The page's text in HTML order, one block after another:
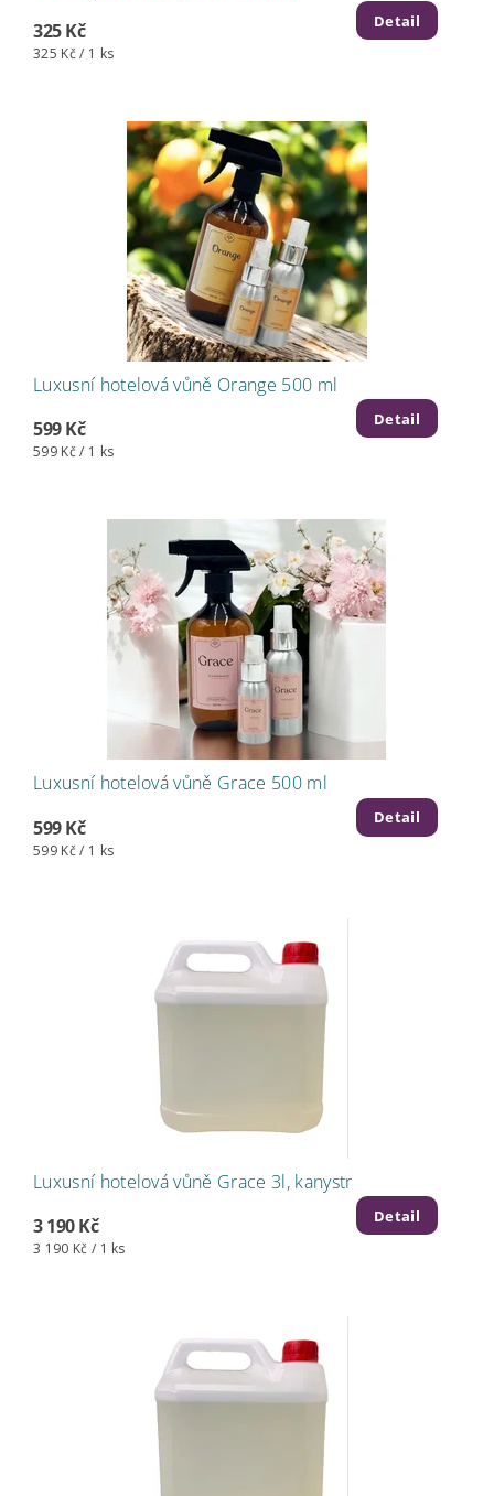
325 Kč
325 Kč / 1 ks
Detail
Luxusní hotelová vůně Orange 500 ml
599 Kč
599 Kč / 1 ks
Detail
Luxusní hotelová vůně Grace 500 ml
599 Kč
599 Kč / 1 ks
Detail
Luxusní hotelová vůně Grace 3l, kanystr
3 190 Kč
3 190 Kč / 1 ks
Detail